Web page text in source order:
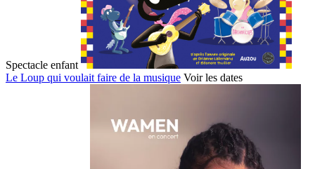
Spectacle enfant
Le Loup qui voulait faire de la musique Voir les dates